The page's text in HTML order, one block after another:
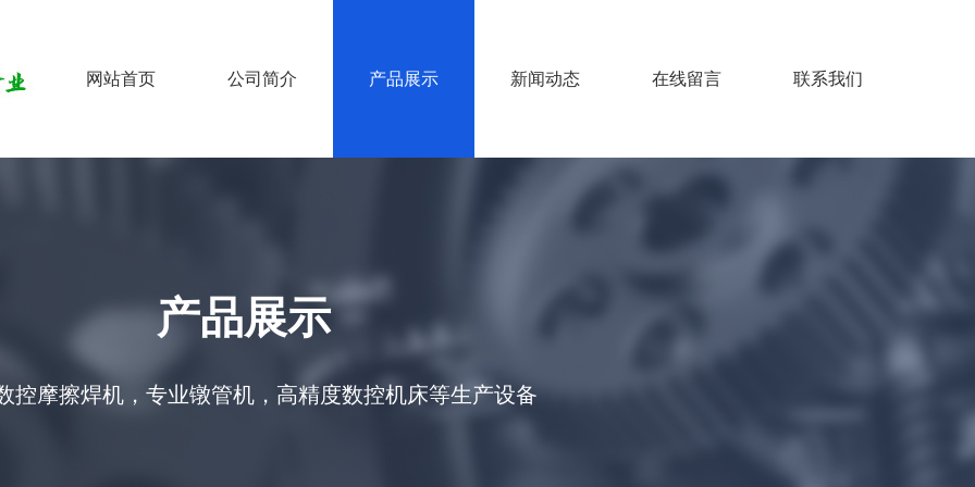
网站首页 公司简介 产品展示 新闻动态 在线留言 联系我们
产品展示
控摩擦焊机，专业镦管机，高精度数控机床等生产设备